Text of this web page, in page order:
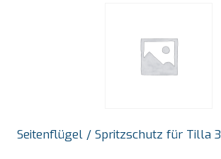
Seitenflügel / Spritzschutz für Tilla 3